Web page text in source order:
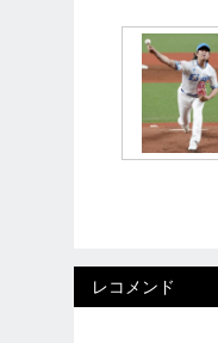
レコメンド